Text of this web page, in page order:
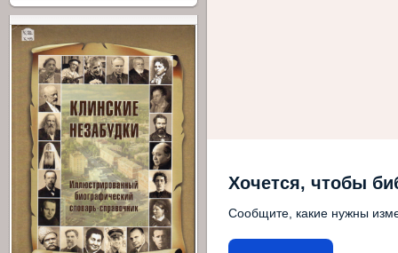
Хочется, чтобы
Сообщите, какие нужны